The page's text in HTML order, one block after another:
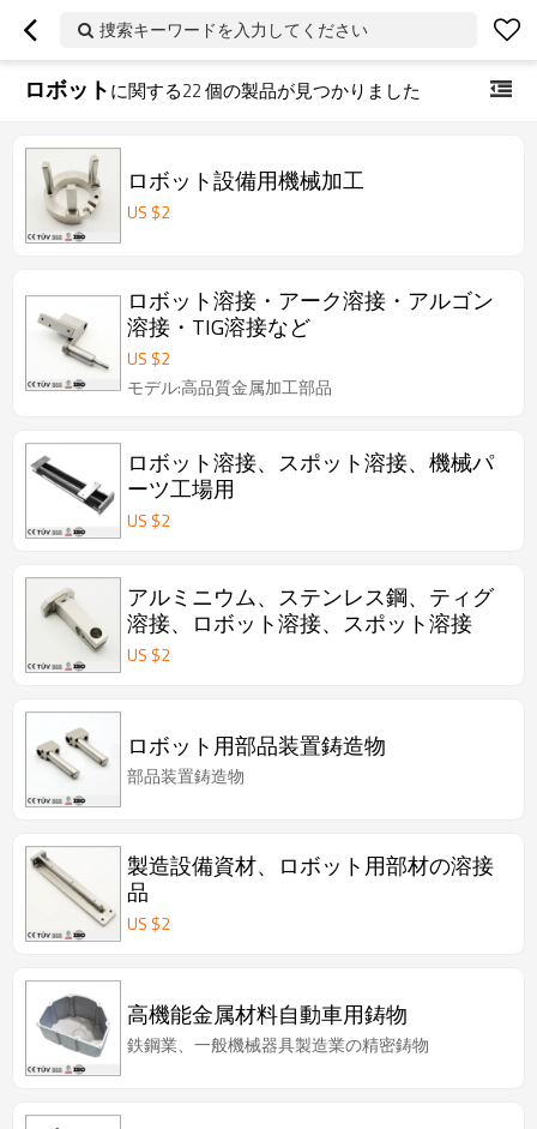
捜索キーワードを入力してください
ロボットに関する22個の製品が見つかりました
ロボット設備用機械加工
US $2
ロボット溶接・アーク溶接・アルゴン
溶接・TIG溶接など
US $2
モデル:高品質金属加工部品
ロボット溶接、スポット溶接、機械パ
ーツ工場用
US $2
アルミニウム、ステンレス鋼、ティグ
溶接、ロボット溶接、スポット溶接
US $2
ロボット用部品装置鋳造物
部品装置鋳造物
製造設備資材、ロボット用部材の溶接
品
US $2
高機能金属材料自動車用鋳物
鉄鋼業、一般機械器具製造業の精密鋳物